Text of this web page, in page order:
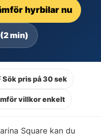
hyrbilar nu
min)
Sök pris på 30 sek
villkor enkelt
Square kan du